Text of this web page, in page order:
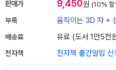
판매가 9,450원 (10%
부록 움직이는 3D 자 +
배송료 유료 (도서 1만5천
전자책 전자책 출간알림 신